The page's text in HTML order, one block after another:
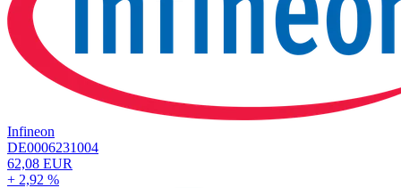
Infineon
DE0006231004
62,08 EUR
+ 2,92 %